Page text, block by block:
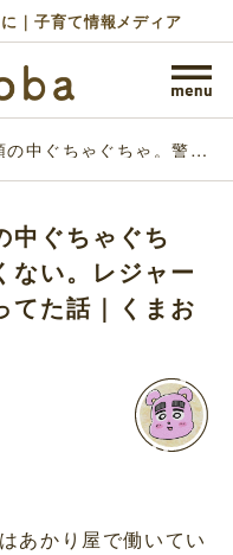
｜子育て情報メディア
の中ぐちゃぐちゃ。警察
おのマンガ堂
中ぐちゃぐち
ない。レジャー
てた話｜くまお
あかり屋で働いてい